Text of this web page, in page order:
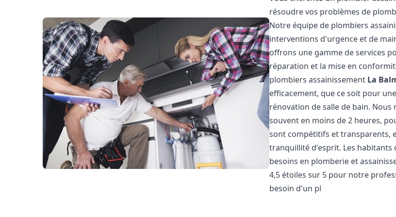
résoudre vos problèmes de
Notre équipe de plombiers
interventions d'urgence et de
offrons une gamme de services
réparation et la mise en
plombiers assainissement La
efficacement, que ce soit pour
rénovation de salle de bain.
souvent en moins de 2 heures,
sont compétitifs et transparents,
tranquillité d'esprit. Les habitants
besoins en plomberie et
4,5 étoiles sur 5 pour notre
besoin d'un pl